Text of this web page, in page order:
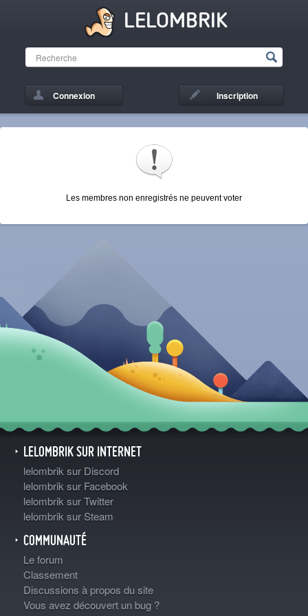
LELOMBRIK
Connexion Inscription
Les membres non enregistrés ne peuvent voter
LELOMBRIK SUR INTERNET
lelombrik sur Discord
lelombrik sur Facebook
lelombrik sur Twitter
lelombrik sur Steam
COMMUNAUTÉ
Le forum
Classement
Discussions à propos du site
Vous avez découvert un bug ?